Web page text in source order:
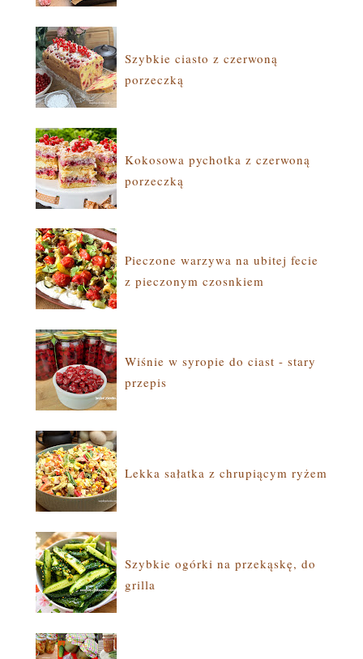
Szybkie ciasto z czerwoną
porzeczką
Kokosowa pychotka z czerwoną
porzeczką
Pieczone warzywa na ubitej fecie
z pieczonym czosnkiem
Wiśnie w syropie do ciast - stary
przepis
Lekka sałatka z chrupiącym ryżem
Szybkie ogórki na przekąskę, do
grilla